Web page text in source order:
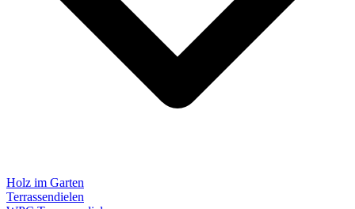
Holz im Garten
Terrassendielen